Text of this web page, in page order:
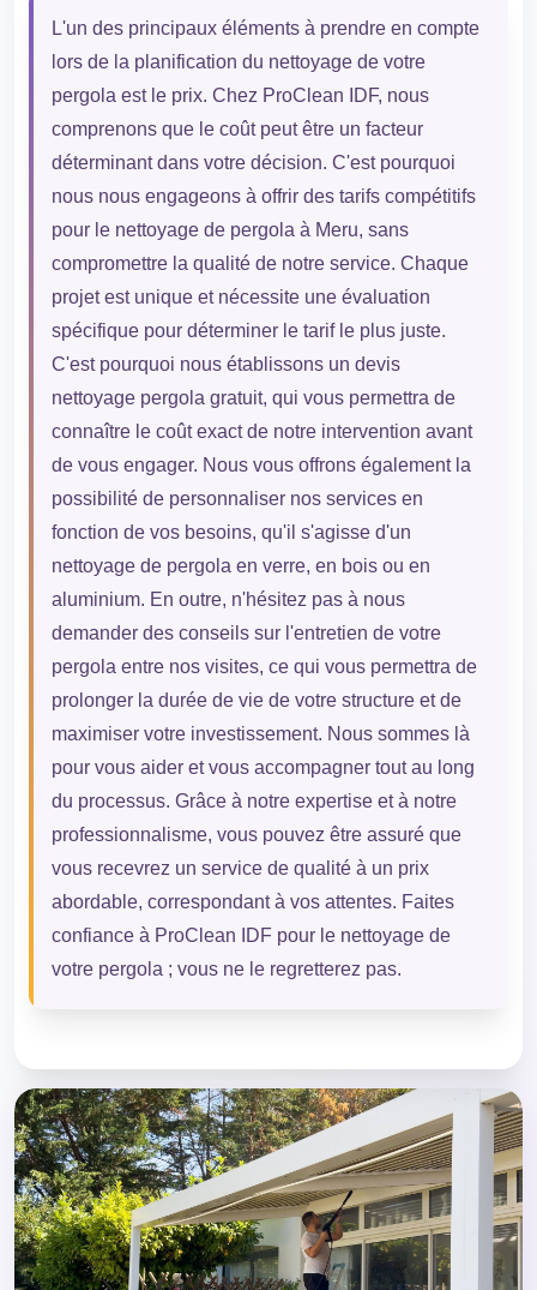
L'un des principaux éléments à prendre en compte
lors de la planification du nettoyage de votre
pergola est le prix. Chez ProClean IDF, nous
comprenons que le coût peut être un facteur
déterminant dans votre décision. C'est pourquoi
nous nous engageons à offrir des tarifs compétitifs
pour le nettoyage de pergola à Meru, sans
compromettre la qualité de notre service. Chaque
projet est unique et nécessite une évaluation
spécifique pour déterminer le tarif le plus juste.
C'est pourquoi nous établissons un devis
nettoyage pergola gratuit, qui vous permettra de
connaître le coût exact de notre intervention avant
de vous engager. Nous vous offrons également la
possibilité de personnaliser nos services en
fonction de vos besoins, qu'il s'agisse d'un
nettoyage de pergola en verre, en bois ou en
aluminium. En outre, n'hésitez pas à nous
demander des conseils sur l'entretien de votre
pergola entre nos visites, ce qui vous permettra de
prolonger la durée de vie de votre structure et de
maximiser votre investissement. Nous sommes là
pour vous aider et vous accompagner tout au long
du processus. Grâce à notre expertise et à notre
professionnalisme, vous pouvez être assuré que
vous recevrez un service de qualité à un prix
abordable, correspondant à vos attentes. Faites
confiance à ProClean IDF pour le nettoyage de
votre pergola ; vous ne le regretterez pas.